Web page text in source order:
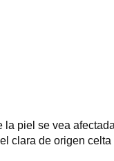
piel se vea
clara de origen